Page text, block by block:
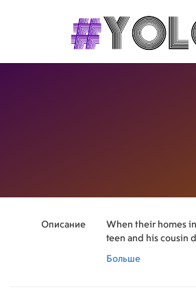
Описание
When their homes
teen and his cousin
Больше